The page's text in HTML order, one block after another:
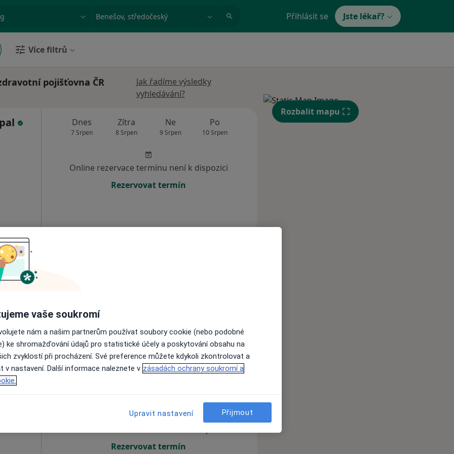
Město nebo region Přihlásit se Jste lékař?
Více filtrů
pojišťovna ČR
Jak řadíme výsledky
vyhledávání?
Dnes
7 Srpen
Zítra
8 Srpen
Ne
9 Srpen
Po
10 Srpen
St Čt
Online rezervace termínu není k dispozici
Rezervovat termín
Rezervovat termín
Rozbalit mapu
vaše soukromí
nám a našim partnerům používat soubory cookie (nebo podobné
ke shromažďování údajů pro statistické účely a poskytování obsahu na
zvyklostí při procházení. Své preference můžete kdykoli zkontrolovat a
v nastavení. Další informace naleznete v zásadách ochrany soukromí a
Upravit nastavení Přijmout